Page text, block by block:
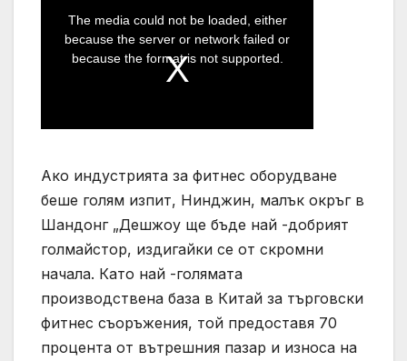
Ако индустрията за фитнес оборудване
беше голям изпит, Нинджин, малък окръг в
Шандонг „Дешжоу ще бъде най -добрият
голмайстор, издигайки се от скромни
начала. Като най -голямата
производствена база в Китай за търговски
фитнес съоръжения, той предоставя 70
процента от вътрешния пазар и износа на